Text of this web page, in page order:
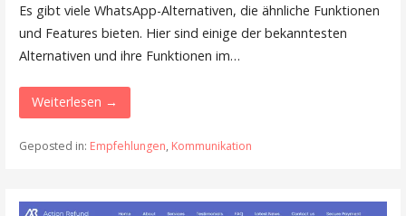
Es gibt viele WhatsApp-Alternativen, die ähnliche Funktionen
und Features bieten. Hier sind einige der bekanntesten
Alternativen und ihre Funktionen im…
Weiterlesen →
Geposted in: Empfehlungen, Kommunikation